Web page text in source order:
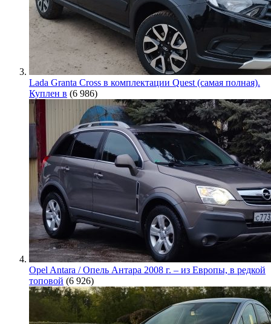
Lada Granta Cross в комплектации Quest (самая полная).
Куплен в (6 986)
Opel Antara / Опель Антара 2008 г. – из Европы, в редкой
топовой (6 926)